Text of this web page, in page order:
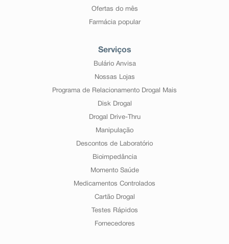
Ofertas do mês
Farmácia popular
Serviços
Bulário Anvisa
Nossas Lojas
Programa de Relacionamento Drogal Mais
Disk Drogal
Drogal Drive-Thru
Manipulação
Descontos de Laboratório
Bioimpedância
Momento Saúde
Medicamentos Controlados
Cartão Drogal
Testes Rápidos
Fornecedores